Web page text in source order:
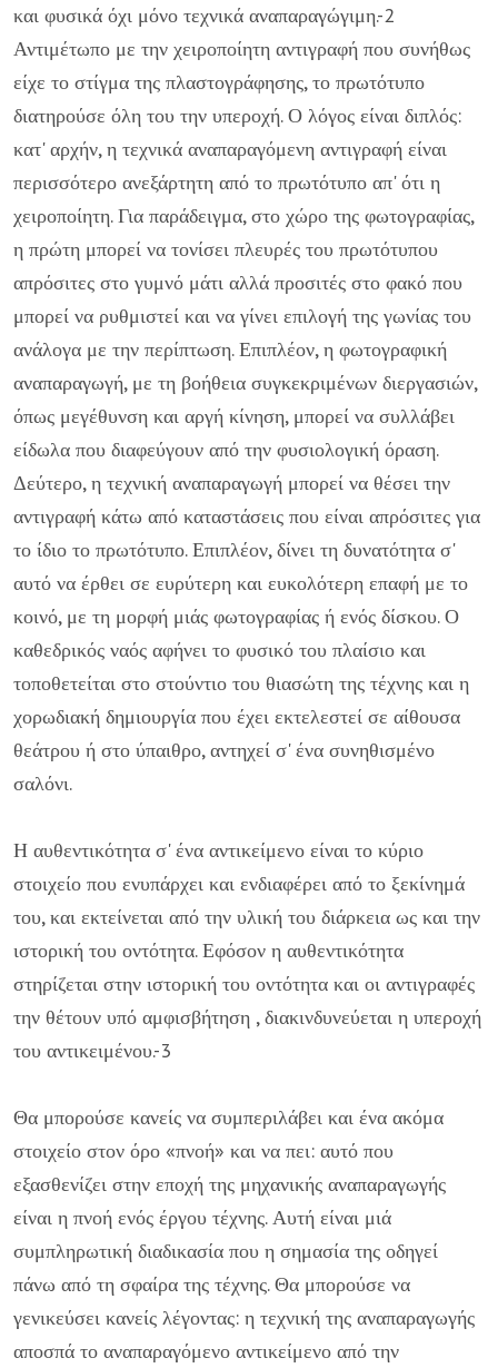
και φυσικά όχι μόνο τεχνικά αναπαραγώγιμη.-2
Αντιμέτωπο με την χειροποίητη αντιγραφή που συνήθως
είχε το στίγμα της πλαστογράφησης, το πρωτότυπο
διατηρούσε όλη του την υπεροχή. Ο λόγος είναι διπλός:
κατ' αρχήν, η τεχνικά αναπαραγόμενη αντιγραφή είναι
περισσότερο ανεξάρτητη από το πρωτότυπο απ' ότι η
χειροποίητη. Για παράδειγμα, στο χώρο της φωτογραφίας,
η πρώτη μπορεί να τονίσει πλευρές του πρωτότυπου
απρόσιτες στο γυμνό μάτι αλλά προσιτές στο φακό που
μπορεί να ρυθμιστεί και να γίνει επιλογή της γωνίας του
ανάλογα με την περίπτωση. Επιπλέον, η φωτογραφική
αναπαραγωγή, με τη βοήθεια συγκεκριμένων διεργασιών,
όπως μεγέθυνση και αργή κίνηση, μπορεί να συλλάβει
είδωλα που διαφεύγουν από την φυσιολογική όραση.
Δεύτερο, η τεχνική αναπαραγωγή μπορεί να θέσει την
αντιγραφή κάτω από καταστάσεις που είναι απρόσιτες για
το ίδιο το πρωτότυπο. Επιπλέον, δίνει τη δυνατότητα σ'
αυτό να έρθει σε ευρύτερη και ευκολότερη επαφή με το
κοινό, με τη μορφή μιάς φωτογραφίας ή ενός δίσκου. Ο
καθεδρικός ναός αφήνει το φυσικό του πλαίσιο και
τοποθετείται στο στούντιο του θιασώτη της τέχνης και η
χορωδιακή δημιουργία που έχει εκτελεστεί σε αίθουσα
θεάτρου ή στο ύπαιθρο, αντηχεί σ' ένα συνηθισμένο
σαλόνι.
Η αυθεντικότητα σ' ένα αντικείμενο είναι το κύριο
στοιχείο που ενυπάρχει και ενδιαφέρει από το ξεκίνημά
του, και εκτείνεται από την υλική του διάρκεια ως και την
ιστορική του οντότητα. Εφόσον η αυθεντικότητα
στηρίζεται στην ιστορική του οντότητα και οι αντιγραφές
την θέτουν υπό αμφισβήτηση , διακινδυνεύεται η υπεροχή
του αντικειμένου.-3
Θα μπορούσε κανείς να συμπεριλάβει και ένα ακόμα
στοιχείο στον όρο «πνοή» και να πει: αυτό που
εξασθενίζει στην εποχή της μηχανικής αναπαραγωγής
είναι η πνοή ενός έργου τέχνης. Αυτή είναι μιά
συμπληρωτική διαδικασία που η σημασία της οδηγεί
πάνω από τη σφαίρα της τέχνης. Θα μπορούσε να
γενικεύσει κανείς λέγοντας: η τεχνική της αναπαραγωγής
αποσπά το αναπαραγόμενο αντικείμενο από την